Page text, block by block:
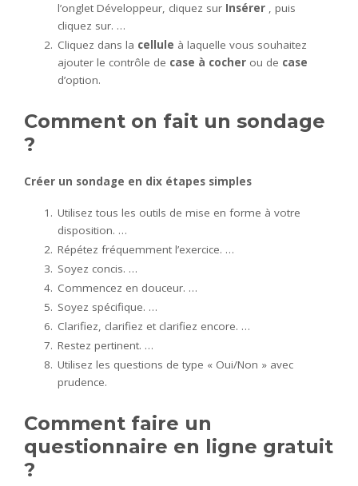
l’onglet Développeur, cliquez sur Insérer , puis
cliquez sur. …
Cliquez dans la cellule à laquelle vous souhaitez
ajouter le contrôle de case à cocher ou de case
d’option.
Comment on fait un sondage
?
Créer un sondage en dix étapes simples
Utilisez tous les outils de mise en forme à votre
disposition. …
Répétez fréquemment l’exercice. …
Soyez concis. …
Commencez en douceur. …
Soyez spécifique. …
Clarifiez, clarifiez et clarifiez encore. …
Restez pertinent. …
Utilisez les questions de type « Oui/Non » avec
prudence.
Comment faire un
questionnaire en ligne gratuit
?